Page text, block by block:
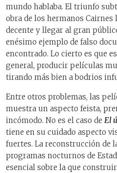
mundo hablaba. El triunfo
obra de los hermanos
decente y llegar al gran
enésimo ejemplo de falso
encontrado. Lo cierto es que
general, producir películas
tirando más bien a bodrios
Entre otros problemas, las
muestra un aspecto feista,
incómodo. No es el caso de El
tiene en su cuidado aspecto
fuertes. La reconstrucción de
programas nocturnos de
esencial sobre la que